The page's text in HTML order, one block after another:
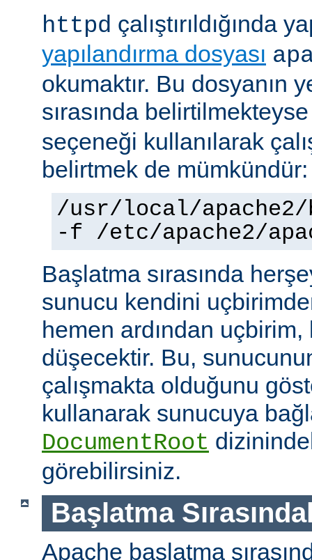
httpd çalıştırıldığında
yapılandırma dosyası
okumaktır. Bu dosyanın
sırasında
seçeneği kullanılarak
belirtmek de mümkündür:
/usr/local/
-f /etc/apache2/
Başlatma sırasında
sunucu kendini
hemen ardından
düşecektir. Bu,
çalışmakta olduğunu
kullanarak sunucuya
DocumentRoot
görebilirsiniz.
Başlatma
Apache başlatma